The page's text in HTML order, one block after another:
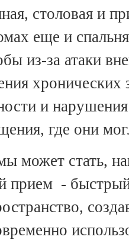
столовая и
еще и
из-за атаки
хронических
и
где они
может стать,
прием -